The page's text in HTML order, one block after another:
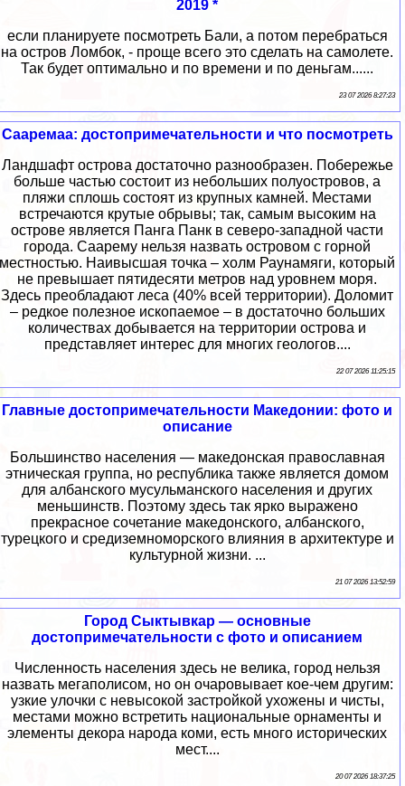
2019 *
если планируете посмотреть Бали, а потом перебраться
на остров Ломбок, - проще всего это сделать на самолете.
Так будет оптимально и по времени и по деньгам......
23 07 2026 8:27:23
Сааремаа: достопримечательности и что посмотреть
Ландшафт острова достаточно разнообразен. Побережье
больше частью состоит из небольших полуостровов, а
пляжи сплошь состоят из крупных камней. Местами
встречаются крутые обрывы; так, самым высоким на
острове является Панга Панк в северо-западной части
города. Саарему нельзя назвать островом с горной
местностью. Наивысшая точка – холм Раунамяги, который
не превышает пятидесяти метров над уровнем моря.
Здесь преобладают леса (40% всей территории). Доломит
– редкое полезное ископаемое – в достаточно больших
количествах добывается на территории острова и
представляет интерес для многих геологов....
22 07 2026 11:25:15
Главные достопримечательности Македонии: фото и
описание
Большинство населения — македонская православная
этническая группа, но республика также является домом
для албанского мусульманского населения и других
меньшинств. Поэтому здесь так ярко выражено
прекрасное сочетание македонского, албанского,
турецкого и средиземноморского влияния в архитектуре и
культурной жизни. ...
21 07 2026 13:52:59
Город Сыктывкар — основные
достопримечательности с фото и описанием
Численность населения здесь не велика, город нельзя
назвать мегаполисом, но он очаровывает кое-чем другим:
узкие улочки с невысокой застройкой ухожены и чисты,
местами можно встретить национальные орнаменты и
элементы декора народа коми, есть много исторических
мест....
20 07 2026 18:37:25